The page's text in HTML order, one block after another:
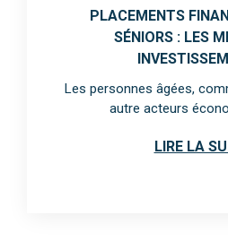
PLACEMENTS
SÉNIORS : LES
Les personnes âgées,
autre acteurs
LIRE LA